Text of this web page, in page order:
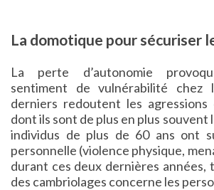
La domotique pour sécuriser
La perte d’autonomie
sentiment de vulnérabilité chez
derniers redoutent les agressions
dont ils sont de plus en plus souvent
individus de plus de 60 ans ont
personnelle (violence physique,
durant ces deux dernières années,
des cambriolages concerne les